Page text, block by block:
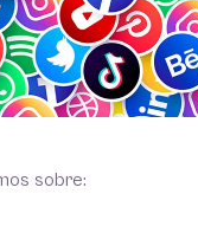
sobre: